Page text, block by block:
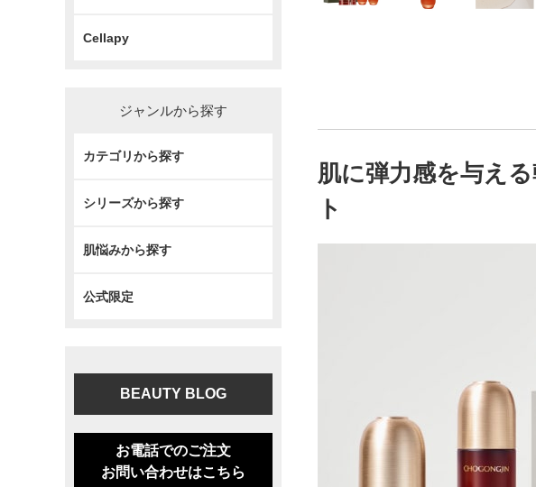
Cellapy
ジャンルから探す
カテゴリから探す
シリーズから探す
肌悩みから探す
公式限定
BEAUTY BLOG
お電話でのご注文
お問い合わせはこちら
肌に弾力感を与え
ト